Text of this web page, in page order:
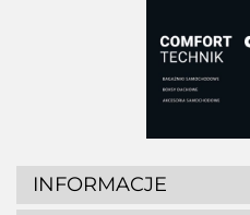
INFORMACJE